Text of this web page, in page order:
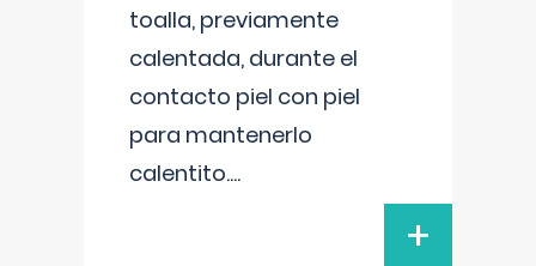
toalla, previamente
calentada, durante el
contacto piel con piel
para mantenerlo
calentito....
+